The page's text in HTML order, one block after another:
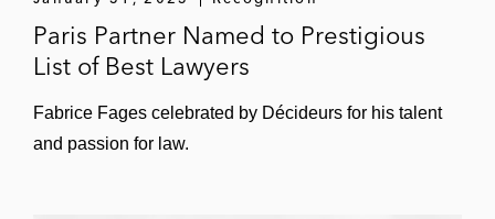
Paris Partner Named to Prestigious
List of Best Lawyers
Fabrice Fages celebrated by Décideurs for his talent
and passion for law.